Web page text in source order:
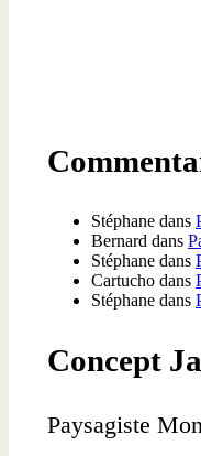
Stéphane dans
Bernard dans
Stéphane dans
Cartucho dans
Stéphane dans
Concept
Paysagiste